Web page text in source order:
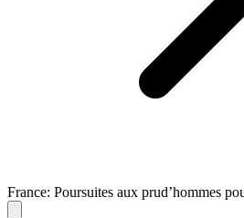
France: Poursuites aux prud’hommes